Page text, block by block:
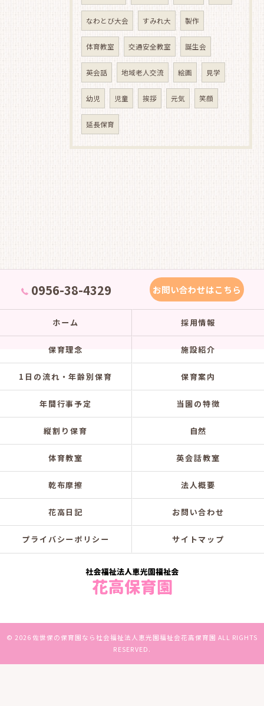
なわとび大会 すみれ大 製作
体育教室 交通安全教室 誕生会
英会話 地域老人交流 絵画 見学
幼児 児童 挨拶 元気 笑顔
延長保育
0956-38-4329 お問い合わせはこちら
ホーム 採用情報
保育理念 施設紹介
1日の流れ・年齢別保育 保育案内
年間行事予定 当園の特徴
縦割り保育 自然
体育教室 英会話教室
乾布摩擦 法人概要
花高日記 お問い合わせ
プライバシーポリシー サイトマップ
© 2026 佐世保の保育園なら社会福祉法人恵光園福祉会花高保育園 ALL RIGHTS
RESERVED.